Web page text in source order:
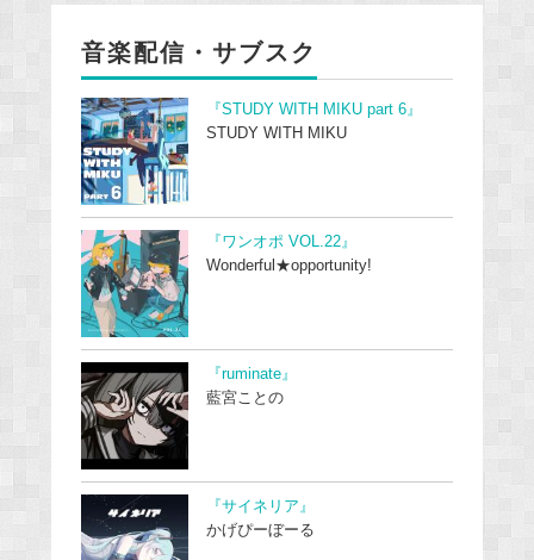
音楽配信・サブスク
『STUDY WITH MIKU part 6』
STUDY WITH MIKU
『ワンオポ VOL.22』
Wonderful★opportunity!
『ruminate』
藍宮ことの
『サイネリア』
かげぴーぼーる